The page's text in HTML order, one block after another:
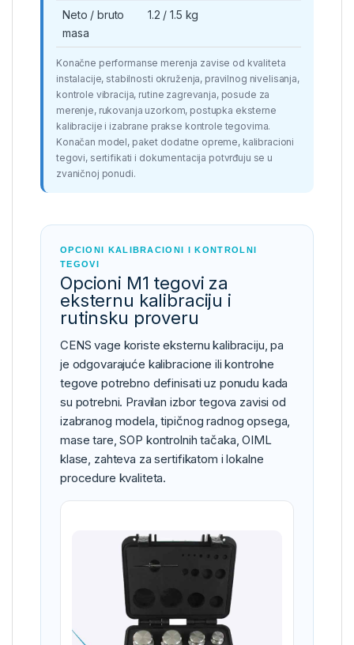
Neto / bruto
masa
1.2 / 1.5 kg
Konačne performanse merenja zavise od kvaliteta
instalacije, stabilnosti okruženja, pravilnog nivelisanja,
kontrole vibracija, rutine zagrevanja, posude za
merenje, rukovanja uzorkom, postupka eksterne
kalibracije i izabrane prakse kontrole tegovima.
Konačan model, paket dodatne opreme, kalibracioni
tegovi, sertifikati i dokumentacija potvrđuju se u
zvaničnoj ponudi.
OPCIONI KALIBRACIONI I KONTROLNI
TEGOVI
Opcioni M1 tegovi za
eksternu kalibraciju i
rutinsku proveru
CENS vage koriste eksternu kalibraciju, pa
je odgovarajuće kalibracione ili kontrolne
tegove potrebno definisati uz ponudu kada
su potrebni. Pravilan izbor tegova zavisi od
izabranog modela, tipičnog radnog opsega,
mase tare, SOP kontrolnih tačaka, OIML
klase, zahteva za sertifikatom i lokalne
procedure kvaliteta.